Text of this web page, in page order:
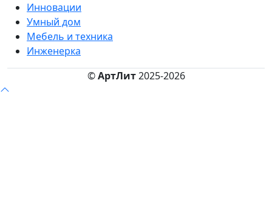
Инновации
Умный дом
Мебель и техника
Инженерка
©АртЛит2025-2026